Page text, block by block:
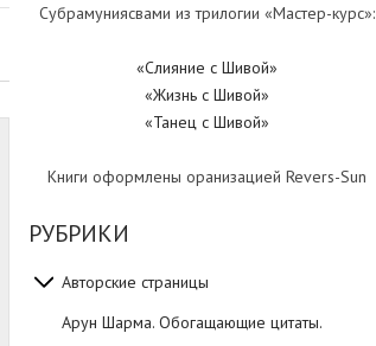
Субрамуниясвами из трилогии «Мастер-курс»:
«Слияние с Шивой»
«Жизнь с Шивой»
«Танец с Шивой»
Книги оформлены оранизацией Revers-Sun
РУБРИКИ
Авторские страницы
Арун Шарма. Обогащающие цитаты.